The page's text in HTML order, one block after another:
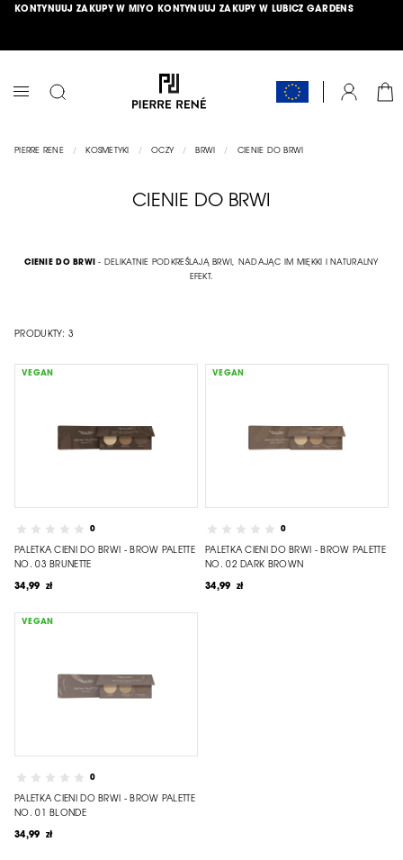
DO
KONTYNUUJ ZAKUPY W MIYO KONTYNUUJ ZAKUPY W LUBICZ GARDENS
PIERRE RENE KOSMETYKI OCZY BRWI CIENIE DO BRWI
CIENIE DO BRWI
PRODUKTY: 3
VEGAN
0
PALETKA CIENI DO BRWI - BROW PALETTE
NO. 03 BRUNETTE
34,99 zł
VEGAN
0
PALETKA CIENI DO BRWI - BROW PALETTE
NO. 02 DARK BROWN
34,99 zł
VEGAN
0
PALETKA CIENI DO BRWI - BROW PALETTE
NO. 01 BLONDE
34,99 zł
CIENIE DO BRWI
- DELIKATNIE PODKREŚLAJĄ BRWI, NADAJĄC IM MIĘKKI I NATURALNY
EFEKT.